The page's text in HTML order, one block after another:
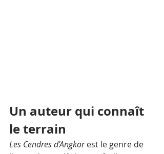
Un auteur qui connaît
le terrain
Les Cendres d'Angkor est le genre de